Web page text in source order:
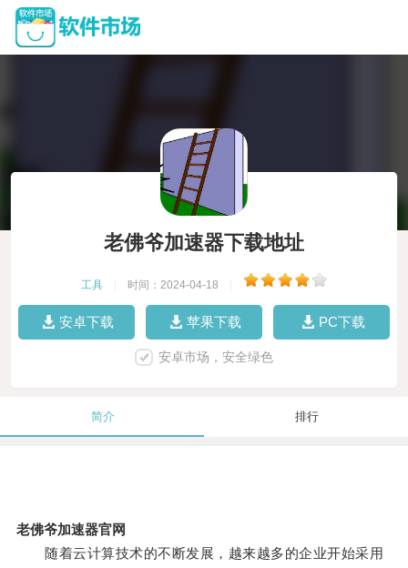
老佛爷加速器下载地址
工具 时间：2024-04-18
安卓下载 苹果下载 PC下载
安卓市场，安全绿色
简介 排行
老佛爷加速器官网
随着云计算技术的不断发展，越来越多的企业开始采用